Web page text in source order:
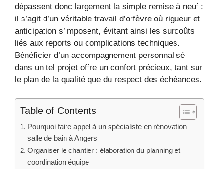
dépassent donc largement la simple remise à neuf :
il s’agit d’un véritable travail d’orfèvre où rigueur et
anticipation s’imposent, évitant ainsi les surcoûts
liés aux reports ou complications techniques.
Bénéficier d’un accompagnement personnalisé
dans un tel projet offre un confort précieux, tant sur
le plan de la qualité que du respect des échéances.
Table of Contents
Pourquoi faire appel à un spécialiste en rénovation
salle de bain à Angers
Organiser le chantier : élaboration du planning et
coordination équipe